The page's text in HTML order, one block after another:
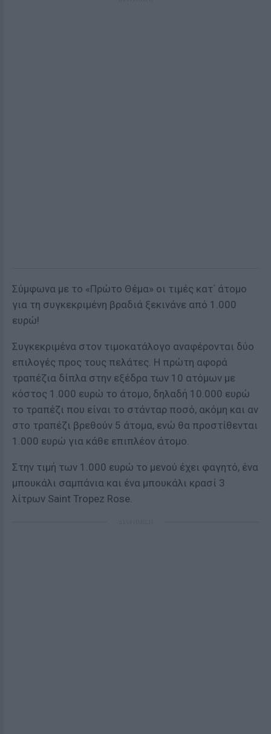
Σύμφωνα με το «Πρώτο Θέμα» οι τιμές κατ΄ άτομο
για τη συγκεκριμένη βραδιά ξεκινάνε από 1.000
ευρώ!
Συγκεκριμένα στον τιμοκατάλογο αναφέρονται δύο
επιλογές προς τους πελάτες. Η πρώτη αφορά
τραπέζια δίπλα στην εξέδρα των 10 ατόμων με
κόστος 1.000 ευρώ το άτομο, δηλαδή 10.000 ευρώ
το τραπέζι που είναι το στάνταρ ποσό, ακόμη και αν
στο τραπέζι βρεθούν 5 άτομα, ενώ θα προστίθενται
1.000 ευρώ για κάθε επιπλέον άτομο.
Στην τιμή των 1.000 ευρώ το μενού έχει φαγητό, ένα
μπουκάλι σαμπάνια και ένα μπουκάλι κρασί 3
λίτρων Saint Tropez Rose.